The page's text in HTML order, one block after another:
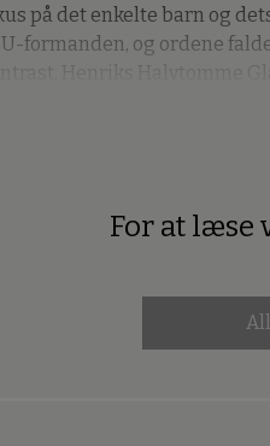
på det enkelte barn og
formanden, og ordene
PremiumFor at læse